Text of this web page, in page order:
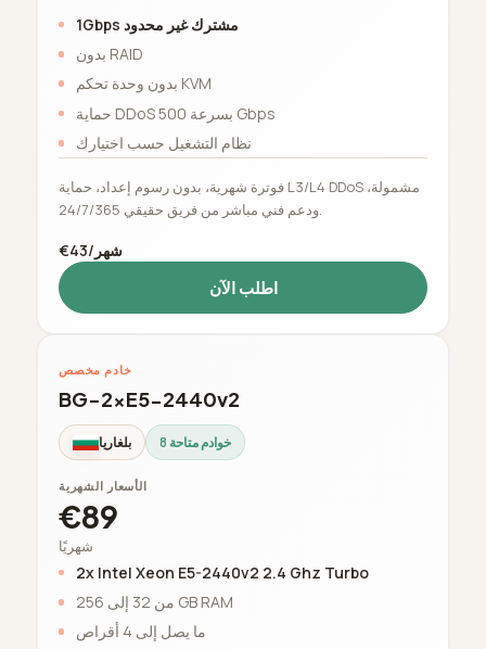
1Gbps مشترك غير محدود
بدون RAID
بدون وحدة تحكم KVM
حماية DDoS بسرعة 500 Gbps
نظام التشغيل حسب اختيارك
فوترة شهرية، بدون رسوم إعداد، حماية L3/L4 DDoS مشمولة،
ودعم فني مباشر من فريق حقيقي 24/7/365.
€43/شهر
اطلب الآن
خادم مخصص
BG-2xE5-2440v2
بلغاريا 8 خوادم متاحة
الأسعار الشهرية
€89
شهريًا
2x Intel Xeon E5-2440v2 2.4 Ghz Turbo
من 32 إلى 256 GB RAM
ما يصل إلى 4 أقراص